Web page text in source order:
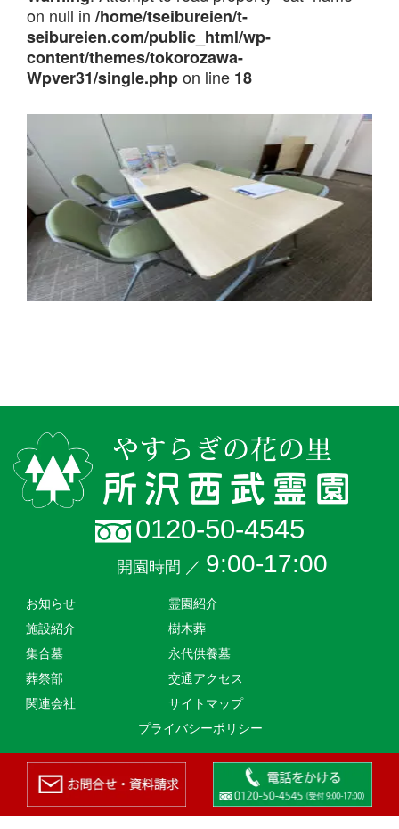
on null in /home/tseibureien/t-
seibureien.com/public_html/wp-
content/themes/tokorozawa-
Wpver31/single.phpon line 18
0120-50-4545
開園時間 ／ 9:00-17:00
お知らせ
霊園紹介
施設紹介
樹木葬
集合墓
永代供養墓
葬祭部
交通アクセス
関連会社
サイトマップ
プライバシーポリシー
経営主体者：宗教法人海蔵寺
墓地経営許可書：所生環第４０１号